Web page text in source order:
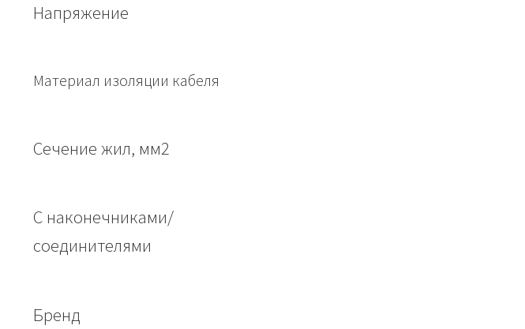
Напряжение
Материал изоляции кабеля
Сечение жил, мм2
С наконечниками/
соединителями
Бренд